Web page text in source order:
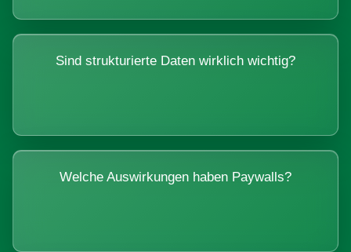
Sind strukturierte Daten wirklich wichtig?
Welche Auswirkungen haben Paywalls?